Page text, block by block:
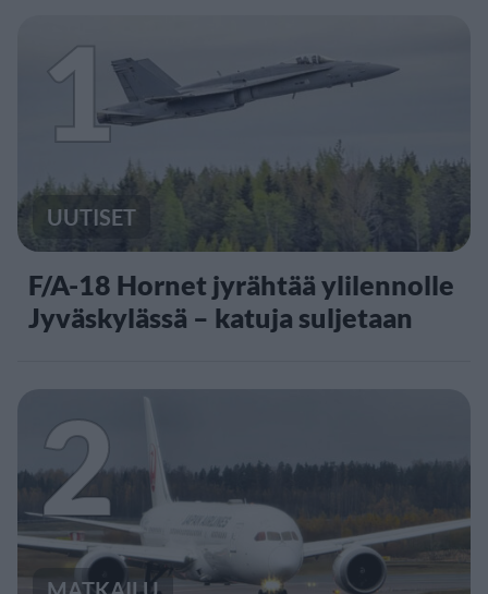
1
UUTISET
F/A-18 Hornet jyrähtää ylilennolle
Jyväskylässä – katuja suljetaan
2